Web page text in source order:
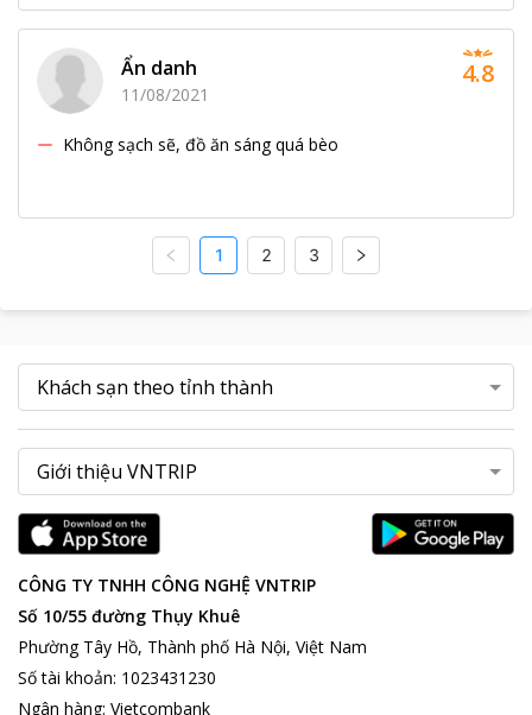
Ẩn danh
11/08/2021
Không sạch sẽ, đồ ăn sáng quá bèo
4.8
1 2 3
CÔNG TY TNHH CÔNG NGHỆ VNTRIP
Số 10/55 đường Thụy Khuê
Phường Tây Hồ, Thành phố Hà Nội, Việt Nam
Số tài khoản: 1023431230
Ngân hàng: Vietcombank